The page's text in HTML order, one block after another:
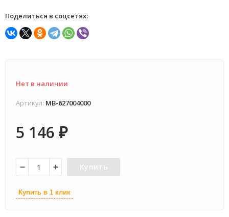
Поделиться в соцсетях:
Нет в наличии
Артикул: MB-627004000
5 146 ₽
Купить
Купить в 1 клик